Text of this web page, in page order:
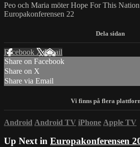
Peo och Maria möter Hope For This
Europakonferensen 22
Facebook XEmail
Share on Facebook
Share on X
Share via Email
Android Android TV iPhone Apple TV
Up Next in Europakonferensen